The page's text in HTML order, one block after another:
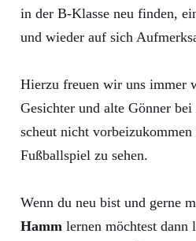
in der B-Klasse neu finden,
und wieder auf sich
Hierzu freuen wir uns immer
Gesichter und alte Gönner
scheut nicht vorbeizukommen
Fußballspiel zu sehen.
Wenn du neu bist und gerne
Hamm lernen möchtest dann